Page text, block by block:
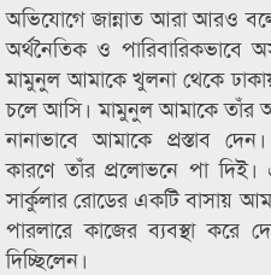
অভিযোগে জান্নাত আরা আরও
অর্থনৈতিক ও
মামুনুল আমাকে খুলনা থেকে
চলে আসি। মামুনুল আমাকে তাঁর
নানাভাবে আমাকে প্রস্তাব দেন।
কারণে তাঁর প্রলোভনে পা দিই।
সার্কুলার রোডের একটি বাসায়
পারলারে কাজের ব্যবস্থা করে
দিচ্ছিলেন।